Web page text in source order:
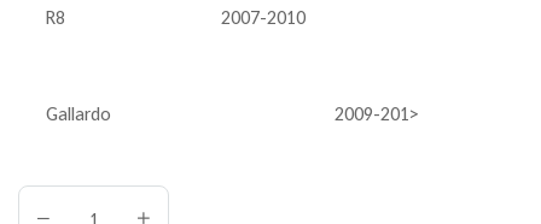
R8 2007-2010
Gallardo 2009-201>